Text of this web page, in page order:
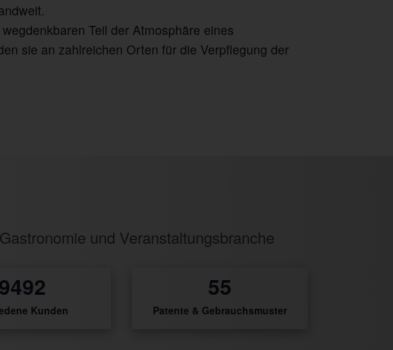
Teil der Atmosphäre eines
sie an zahlreichen Orten für die Verpflegung der
und Veranstaltungsbranche
533
Kunden
3
Patente & Gebrauchsmuster